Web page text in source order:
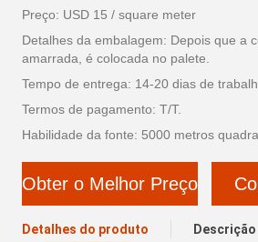
Preço: USD 15 / square meter
Detalhes da embalagem: Depois que a
amarrada, é colocada no palete.
Tempo de entrega: 14-20 dias de
Termos de pagamento: T/T.
Habilidade da fonte: 5000 metros
Obter o Melhor Preço
Detalhes do produto